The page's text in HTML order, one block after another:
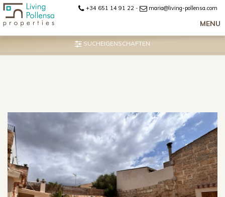
+34 651 14 91 22 - maria@living-pollensa.com
MENU
SUCHEIGENSCHAFTEN